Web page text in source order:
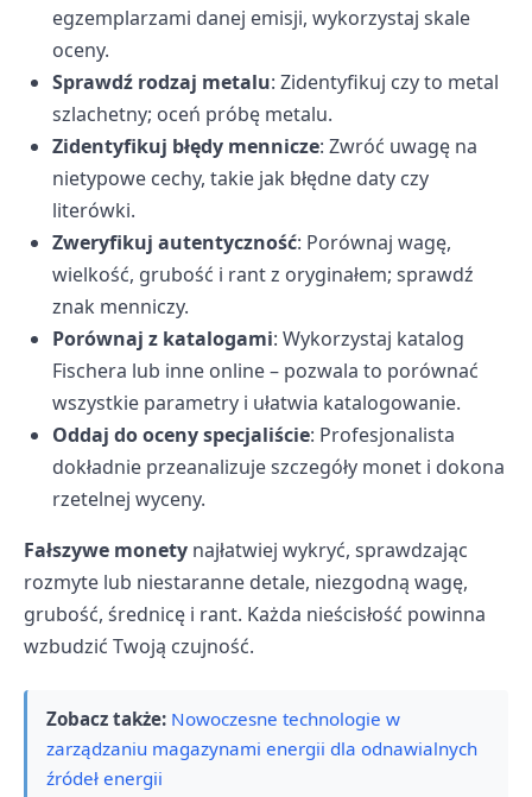
egzemplarzami danej emisji, wykorzystaj skale
oceny.
Sprawdź rodzaj metalu: Zidentyfikuj czy to metal
szlachetny; oceń próbę metalu.
Zidentyfikuj błędy mennicze: Zwróć uwagę na
nietypowe cechy, takie jak błędne daty czy
literówki.
Zweryfikuj autentyczność: Porównaj wagę,
wielkość, grubość i rant z oryginałem; sprawdź
znak menniczy.
Porównaj z katalogami: Wykorzystaj katalog
Fischera lub inne online – pozwala to porównać
wszystkie parametry i ułatwia katalogowanie.
Oddaj do oceny specjaliście: Profesjonalista
dokładnie przeanalizuje szczegóły monet i dokona
rzetelnej wyceny.
Fałszywe monety najłatwiej wykryć, sprawdzając
rozmyte lub niestaranne detale, niezgodną wagę,
grubość, średnicę i rant. Każda nieścisłość powinna
wzbudzić Twoją czujność.
Zobacz także: Nowoczesne technologie w
zarządzaniu magazynami energii dla odnawialnych
źródeł energii